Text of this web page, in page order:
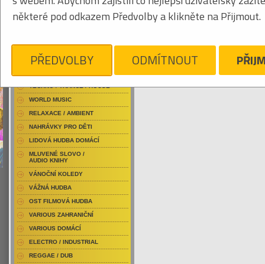
ROCK/POP DOMÁCÍ
Je nám líto, ale pro daný žánr/kategorii
RAP / HIP HOP DOMÁCÍ
RAP / HIP HOP ZAHRANIČNÍ
DVD / HUDBA
PUNK / HARDCORE
TECHNO / TRANCE / HOUSE
WORLD MUSIC
RELAXACE / AMBIENT
NAHRÁVKY PRO DĚTI
LIDOVÁ HUDBA DOMÁCÍ
MLUVENÉ SLOVO /
AUDIO KNIHY
VÁNOČNÍ KOLEDY
VÁŽNÁ HUDBA
OST FILMOVÁ HUDBA
VARIOUS ZAHRANIČNÍ
VARIOUS DOMÁCÍ
ELECTRO / INDUSTRIAL
REGGAE / DUB
některé pod odkazem Předvolby a klikněte na Přijmout.
PŘEDVOLBY ODMÍTNOUT